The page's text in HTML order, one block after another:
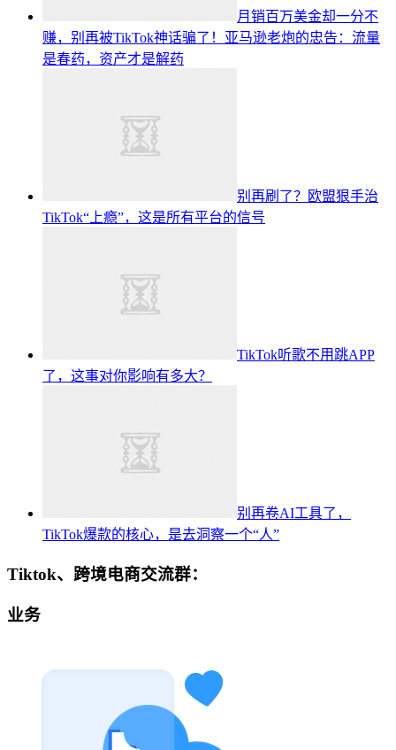
月销百万美金却一分不
赚，别再被TikTok神话骗了！亚马逊老炮的忠告：流量
是春药，资产才是解药
别再刷了？欧盟狠手治
TikTok“上瘾”，这是所有平台的信号
TikTok听歌不用跳APP
了，这事对你影响有多大？
别再卷AI工具了，
TikTok爆款的核心，是去洞察一个“人”
Tiktok、跨境电商交流群：
业务